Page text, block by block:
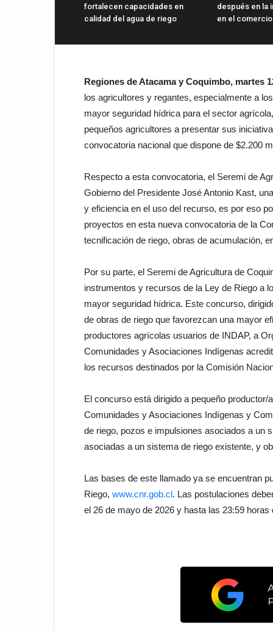
fortalecen capacidades en
calidad del agua de riego
después en la
en el
Regiones de Atacama y Coquimbo, martes
los agricultores y regantes, especialmente a
mayor seguridad hídrica para el sector
pequeños agricultores a presentar sus
convocatoria nacional que dispone de $2.200
Respecto a esta convocatoria, el Seremi de
Gobierno del Presidente José Antonio Kast,
y eficiencia en el uso del recurso, es por eso
proyectos en esta nueva convocatoria de la
tecnificación de riego, obras de acumulación,
Por su parte, el Seremi de Agricultura de
instrumentos y recursos de la Ley de Riego a
mayor seguridad hídrica. Este concurso,
de obras de riego que favorezcan una mayor
productores agrícolas usuarios de INDAP, a
Comunidades y Asociaciones Indígenas
los recursos destinados por la Comisión
El concurso está dirigido a pequeño
Comunidades y Asociaciones Indígenas y
de riego, pozos e impulsiones asociados a un
asociadas a un sistema de riego existente, y
Las bases de este llamado ya se encuentran
Riego, www.cnr.gob.cl. Las postulaciones
el 26 de mayo de 2026 y hasta las 23:59 horas